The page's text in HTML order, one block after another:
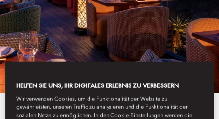
Alle Anzeigen
HELFEN SIE UNS, IHR DIGITALES ERLEBNIS ZU VERBESSERN
Wir verwenden Cookies, um die Funktionalität der Website zu
gewährleisten, unseren Traffic zu analysieren und die Funktionalität der
sozialen Netze zu ermöglichen. In den Cookie-Einstellungen werden die